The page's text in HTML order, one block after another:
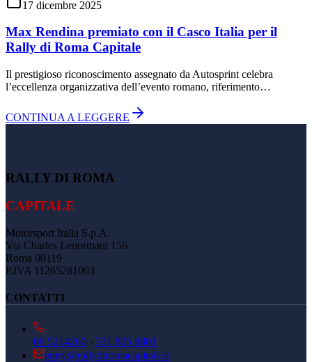
17 dicembre 2025
Max Rendina premiato con il Casco Italia per il
Rally di Roma Capitale
Il prestigioso riconoscimento assegnato da Autosprint celebra
l’eccellenza organizzativa dell’evento romano, riferimento…
CONTINUA A LEGGERE
RALLY DI ROMA
CAPITALE
Motorsport Italia S.p.A.
Via Charles Lenormant 156
Roma 00119
P.IVA 11265281003
CONTATTI
06 5214260 - 331 805 8801
entry@rallydiromacapitale.it